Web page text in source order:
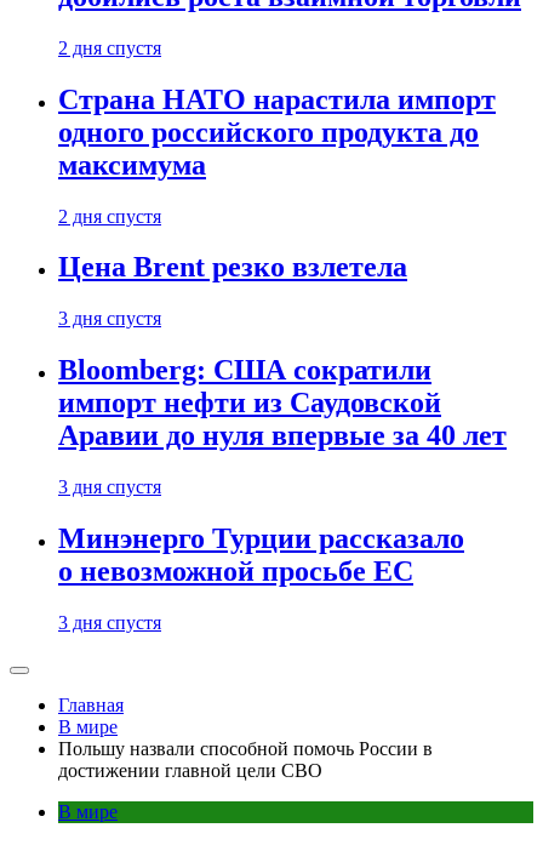
2 дня спустя
Страна НАТО нарастила импорт
одного российского продукта до
максимума
2 дня спустя
Цена Brent резко взлетела
3 дня спустя
Bloomberg: США сократили
импорт нефти из Саудовской
Аравии до нуля впервые за 40 лет
3 дня спустя
Минэнерго Турции рассказало
о невозможной просьбе ЕС
3 дня спустя
Главная
В мире
Польшу назвали способной помочь России в
достижении главной цели СВО
В мире